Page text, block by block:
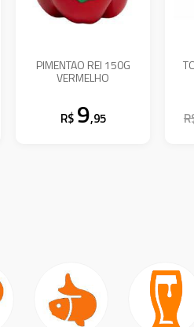
PIMENTAO REI 150G
VERMELHO
R$ 9,95